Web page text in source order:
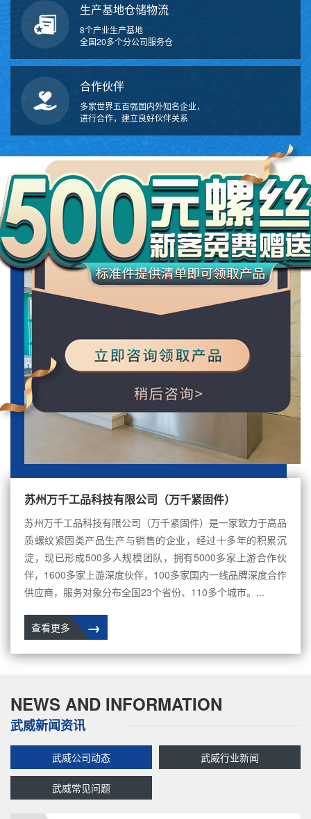
生产基地仓储物流
8个产业生产基地
全国20多个分公司服务仓
合作伙伴
多家世界五百强国内外知名企业，
进行合作，建立良好伙伴关系
ABOUT US
关于我们
苏州万千工品科技有限公司（万千紧固件）
苏州万千工品科技有限公司（万千紧固件）是一家致力于高品
质螺纹紧固类产品生产与销售的企业，经过十多年的积累沉
淀，现已形成500多人规模团队，拥有5000多家上游合作伙
伴，1600多家上游深度伙伴，100多家国内一线品牌深度合作
供应商，服务对象分布全国23个省份、110多个城市。...
→
查看更多
NEWS AND INFORMATION
武威新闻资讯
武威公司动态 武威行业新闻
武威常见问题
工
品